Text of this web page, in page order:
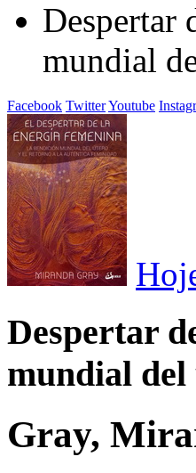
Despertar
mundial
Facebook TwitterYoutube
Despertar
mundial
Gray,